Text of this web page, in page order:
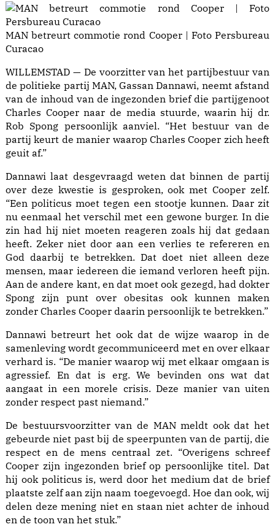
MAN betreurt commotie rond Cooper | Foto Persbureau
Curacao
WILLEMSTAD — De voorzitter van het partijbestuur van
de politieke partij MAN, Gassan Dannawi, neemt afstand
van de inhoud van de ingezonden brief die partijgenoot
Charles Cooper naar de media stuurde, waarin hij dr.
Rob Spong persoonlijk aanviel. “Het bestuur van de
partij keurt de manier waarop Charles Cooper zich heeft
geuit af.”
Dannawi laat desgevraagd weten dat binnen de partij
over deze kwestie is gesproken, ook met Cooper zelf.
“Een politicus moet tegen een stootje kunnen. Daar zit
nu eenmaal het verschil met een gewone burger. In die
zin had hij niet moeten reageren zoals hij dat gedaan
heeft. Zeker niet door aan een verlies te refereren en
God daarbij te betrekken. Dat doet niet alleen deze
mensen, maar iedereen die iemand verloren heeft pijn.
Aan de andere kant, en dat moet ook gezegd, had dokter
Spong zijn punt over obesitas ook kunnen maken
zonder Charles Cooper daarin persoonlijk te betrekken.”
Dannawi betreurt het ook dat de wijze waarop in de
samenleving wordt gecommuniceerd met en over elkaar
verhard is. “De manier waarop wij met elkaar omgaan is
agressief. En dat is erg. We bevinden ons wat dat
aangaat in een morele crisis. Deze manier van uiten
zonder respect past niemand.”
De bestuursvoorzitter van de MAN meldt ook dat het
gebeurde niet past bij de speerpunten van de partij, die
respect en de mens centraal zet. “Overigens schreef
Cooper zijn ingezonden brief op persoonlijke titel. Dat
hij ook politicus is, werd door het medium dat de brief
plaatste zelf aan zijn naam toegevoegd. Hoe dan ook, wij
delen deze mening niet en staan niet achter de inhoud
en de toon van het stuk.”